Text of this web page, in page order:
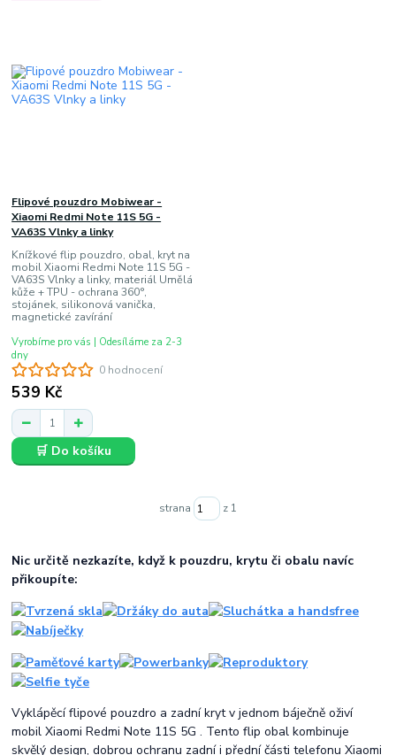
0 hodnocení
Flipové pouzdro Mobiwear -
Xiaomi Redmi Note 11S 5G -
VA63S Vlnky a linky
Knížkové flip pouzdro, obal, kryt na
mobil Xiaomi Redmi Note 11S 5G -
VA63S Vlnky a linky, materiál Umělá
kůže + TPU - ochrana 360°,
stojánek, silikonová vanička,
magnetické zavírání
539 Kč
Vyrobíme pro vás | Odesíláme za 2-3
dny
🛒 Do košíku
strana z 1
Nic určitě nezkazíte, když k pouzdru, krytu či obalu navíc
přikoupíte:
Vyklápěcí flipové pouzdro a zadní kryt v jednom báječně oživí
mobil Xiaomi Redmi Note 11S 5G . Tento flip obal kombinuje
skvělý design, dobrou ochranu zadní i přední části telefonu Xiaomi